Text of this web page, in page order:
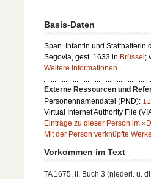
Basis-Daten
Span. Infantin und Statthalterin
Segovia, gest. 1633 in Brüssel ;
Weitere Informationen
Externe Ressourcen und
Personennamendatei (PND):
Virtual Internet Authority File
Einträge zu dieser Person im
Mit der Person verknüpfte
Vorkommen im Text
TA 1675, II, Buch 3 (niederl. u.